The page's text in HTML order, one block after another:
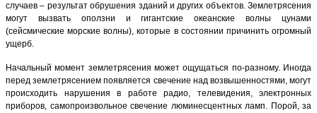
случаев – результат обрушения зданий и других объектов. Землетрясения
могут вызвать оползни и гигантские океанские волны цунами
(сейсмические морские волны), которые в состоянии причинить огромный
ущерб.
Начальный момент землетрясения может ощущаться по-разному. Иногда
перед землетрясением появляется свечение над возвышенностями, могут
происходить нарушения в работе радио, телевидения, электронных
приборов, самопроизвольное свечение люминесцентных ламп. Порой, за